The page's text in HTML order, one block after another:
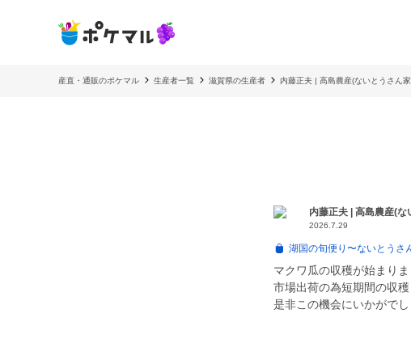
産直・通販のポケマル 生産者一覧 滋賀県の生産者 内藤正夫 | 高島農産(ないとうさん
内藤正夫 | 高島農産(
2026.7.29
湖国の旬便り〜ないとうさ
マクワ瓜の収穫が始まりま
市場出荷の為短期間の収
是非この機会にいかがでし